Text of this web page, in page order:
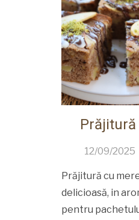
12/09/2025
Prăjitură cu
delicioasă, in
pentru